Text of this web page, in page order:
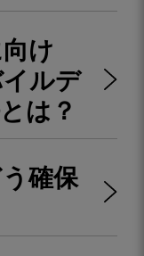
け
ルデ
は？
確保